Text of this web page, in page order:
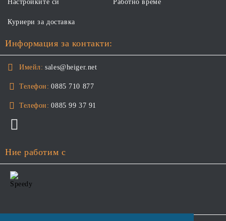
Настройките си
Работно време
Куриери за доставка
Информация за контакти:
Имейл: sales@heiger.net
Телефон: 0885 710 877
Телефон: 0885 99 37 91
Ние работим с